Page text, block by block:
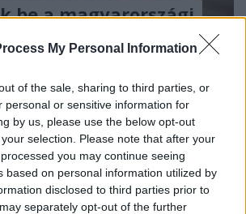
My Personal Information
of the sale, sharing to third parties, or
personal or sensitive information for
by us, please use the below opt-out
selection. Please note that after your
you may continue seeing
based on personal information utilized by
disclosed to third parties prior to
separately opt-out of the further
be a magyarországi
Élőben a városból 2.0
járványügyi helyzet kapcsán
érintő gazdasági
és a magyarországi autógyárak
óta a Suzuki gyár is
Hallgassátok vissza az adást